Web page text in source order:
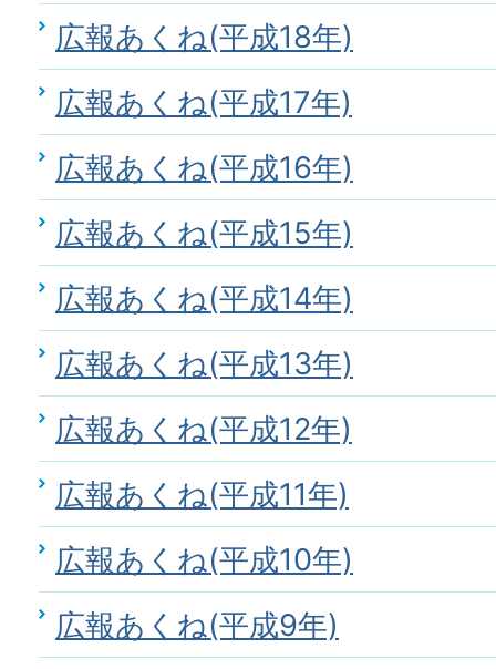
広報あくね(平成18年)
広報あくね(平成17年)
広報あくね(平成16年)
広報あくね(平成15年)
広報あくね(平成14年)
広報あくね(平成13年)
広報あくね(平成12年)
広報あくね(平成11年)
広報あくね(平成10年)
広報あくね(平成9年)